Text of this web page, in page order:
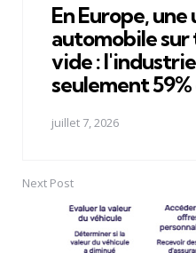
En Europe, une
automobile
vide :
seulement
juillet 7, 2026
Next Post